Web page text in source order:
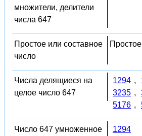
множители, делители
числа 647
Простое или составное
число
Числа делящиеся на
целое число 647
1294 ,
3235 ,
5176 ,
Число 647 умноженное
1294